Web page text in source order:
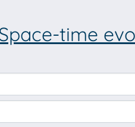
time